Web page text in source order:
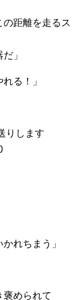
距離を走るス
」
る！」
りします
れちまう」
められて